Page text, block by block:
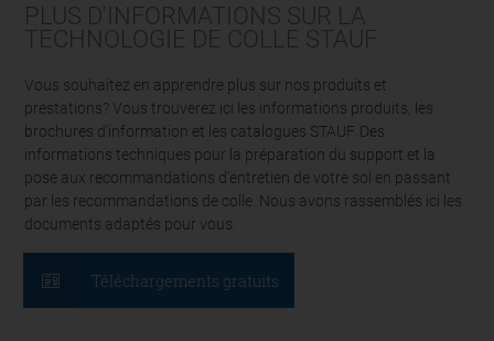
PLUS D'INFORMATIONS SUR LA
TECHNOLOGIE DE COLLE STAUF
Vous souhaitez en apprendre plus sur nos produits et
prestations? Vous trouverez ici les informations produits, les
brochures d'information et les catalogues STAUF. Des
informations techniques pour la préparation du support et la
pose aux recommandations d'entretien de votre sol en passant
par les recommandations de colle. Nous avons rassemblés ici les
documents adaptés pour vous.
Téléchargements gratuits